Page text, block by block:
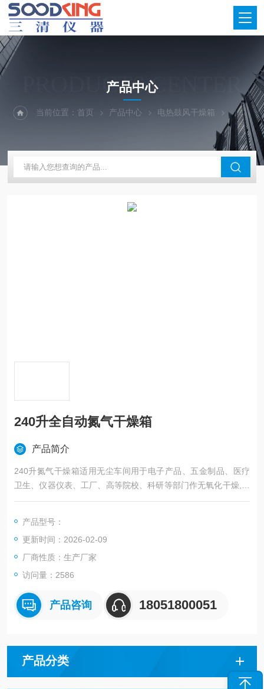
PRODUCTS CENTER
产品中心
当前位置：首页 产品中心 电热鼓风干燥箱 充氮气
240升全自动氮气干燥箱
产品简介
240升氮气干燥箱适用无尘车间用于电子产品、五金制品、医疗
卫生、仪器仪表、工厂、高等院校、科研等部门作无氧化干燥,预
热回火、老化等高温处理。
产品型号：
更新时间：2026-02-09
厂商性质：生产厂家
访问量：2586
产品咨询 18051800051
产品分类